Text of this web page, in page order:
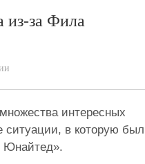
из-за Фила
интересных
ситуации, в которую был
Юнайтед».